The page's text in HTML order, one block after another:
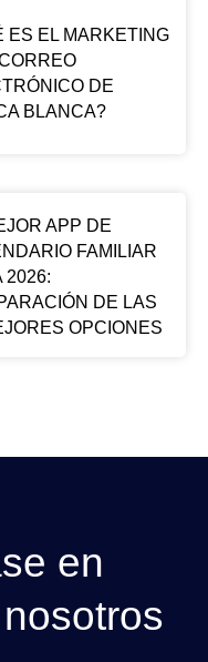
ES EL MARKETING
DE
BLANCA?
APP DE
FAMILIAR
2026:
DE LAS
OPCIONES
en